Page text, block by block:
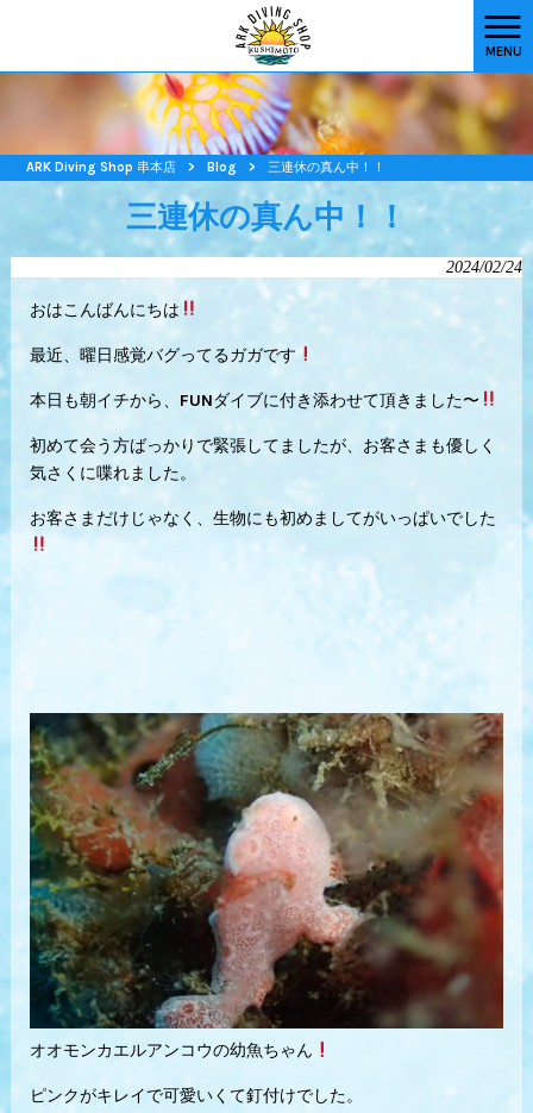
MENU
ARK Diving Shop 串本店 > Blog > 三連休の真ん中！！
三連休の真ん中！！
2024/02/24
おはこんばんにちは
最近、曜日感覚バグってるガガです
本日も朝イチから、FUNダイブに付き添わせて頂きました〜
初めて会う方ばっかりで緊張してましたが、お客さまも優しく
気さくに喋れました。
お客さまだけじゃなく、生物にも初めましてがいっぱいでした
オオモンカエルアンコウの幼魚ちゃん
ピンクがキレイで可愛いくて釘付けでした。